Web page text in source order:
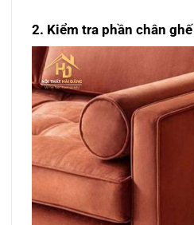
2. Kiểm tra phần chân ghế